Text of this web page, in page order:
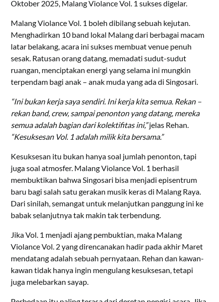
Oktober 2025, Malang Violance Vol. 1 sukses digelar.
Malang Violance Vol. 1 boleh dibilang sebuah kejutan.
Menghadirkan 10 band lokal Malang dari berbagai macam
latar belakang, acara ini sukses membuat venue penuh
sesak. Ratusan orang datang, memadati sudut-sudut
ruangan, menciptakan energi yang selama ini mungkin
terpendam bagi anak – anak muda yang ada di Singosari.
“Ini bukan kerja saya sendiri. Ini kerja kita semua. Rekan –
rekan band, crew, sampai penonton yang datang, mereka
semua adalah bagian dari kolektifitas ini,”jelas Rehan.
“Kesuksesan Vol. 1 adalah milik kita bersama.”
Kesuksesan itu bukan hanya soal jumlah penonton, tapi
juga soal atmosfer. Malang Violance Vol. 1 berhasil
membuktikan bahwa Singosari bisa menjadi episentrum
baru bagi salah satu gerakan musik keras di Malang Raya.
Dari sinilah, semangat untuk melanjutkan panggung ini ke
babak selanjutnya tak makin tak terbendung.
Jika Vol. 1 menjadi ajang pembuktian, maka Malang
Violance Vol. 2 yang direncanakan hadir pada akhir Maret
mendatang adalah sebuah pernyataan. Rehan dan kawan-
kawan tidak hanya ingin mengulang kesuksesan, tetapi
juga melebarkan sayap.